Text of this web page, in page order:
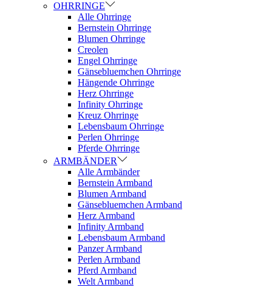
OHRRINGE
Alle Ohrringe
Bernstein Ohrringe
Blumen Ohrringe
Creolen
Engel Ohrringe
Gänsebluemchen Ohrringe
Hängende Ohrringe
Herz Ohrringe
Infinity Ohrringe
Kreuz Ohrringe
Lebensbaum Ohrringe
Perlen Ohrringe
Pferde Ohrringe
ARMBÄNDER
Alle Armbänder
Bernstein Armband
Blumen Armband
Gänsebluemchen Armband
Herz Armband
Infinity Armband
Lebensbaum Armband
Panzer Armband
Perlen Armband
Pferd Armband
Welt Armband